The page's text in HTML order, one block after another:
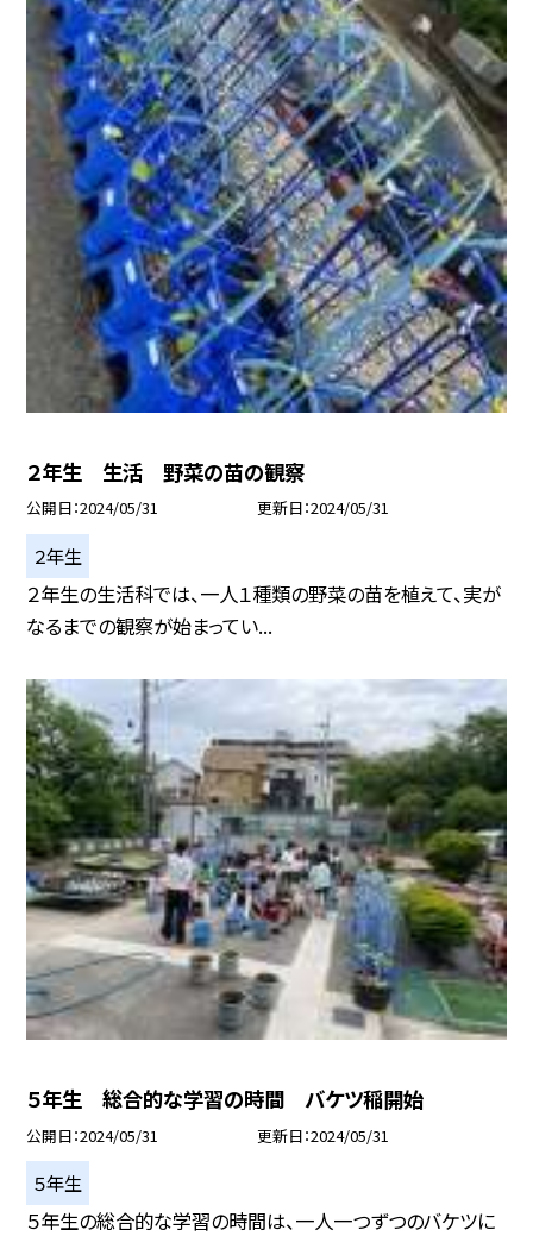
２年生 生活 野菜の苗の観察
公開日 2024/05/31 更新日 2024/05/31
２年生
２年生の生活科では、一人１種類の野菜の苗を植えて、実が
なるまでの観察が始まってい...
５年生 総合的な学習の時間 バケツ稲開始
公開日 2024/05/31 更新日 2024/05/31
５年生
５年生の総合的な学習の時間は、一人一つずつのバケツに